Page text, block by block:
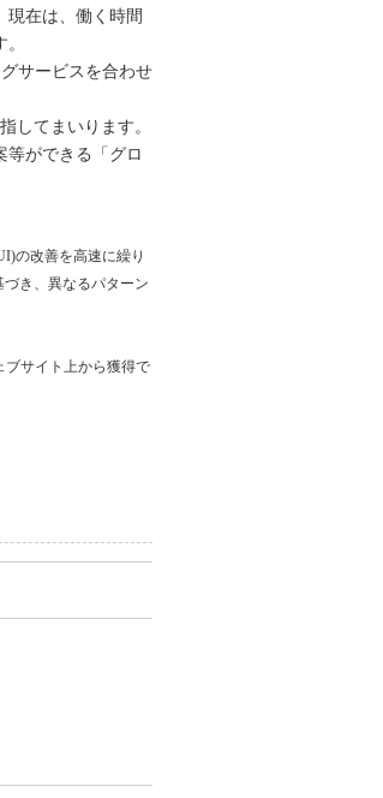
現在は、働く時間
サービスを合わせ
してまいります。
等ができる「グロ
の改善を高速に繰り
き、異なるパターン
ブサイト上から獲得で